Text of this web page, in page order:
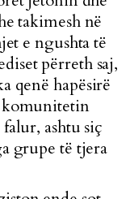
takimesh në
e ngushta të
përreth saj,
qenë hapësirë
komunitetin
ashtu siç
grupe të tjera